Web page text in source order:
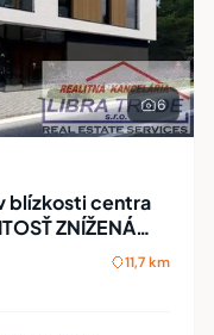
6
blízkosti centra
ZNÍŽENÁ
11,7 km